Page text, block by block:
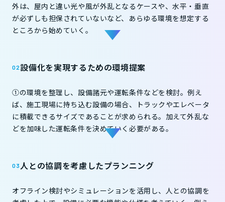
外は、屋内と違い光や風が外乱となるケースや、水平・垂直
が必ずしも担保されていないなど、あらゆる環境を想定する
ところから始めていく。
設備化を実現するための環境提案
①の環境を整理し、設備諸元や運転条件などを検討。例え
ば、施工現場に持ち込む設備の場合、トラックやエレベータ
に積載できるサイズであることが求められる。加えて外乱な
どを加味した運転条件を決めていく必要がある。
人との協調を考慮したプランニング
オフライン検討やシミュレーションを活用し、人との協調を